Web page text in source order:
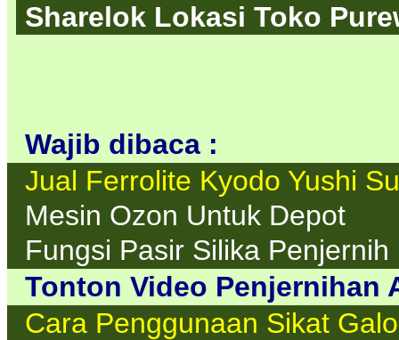
Sharelok Lokasi Toko
Wajib dibaca :
Jual Ferrolite Kyodo Yushi
Mesin Ozon Untuk Depot
Fungsi Pasir Silika
Tonton Video Penjernihan
Cara Penggunaan Sikat